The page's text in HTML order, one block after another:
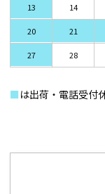
13 14
20 21
27 28
■ は出荷・電話受付